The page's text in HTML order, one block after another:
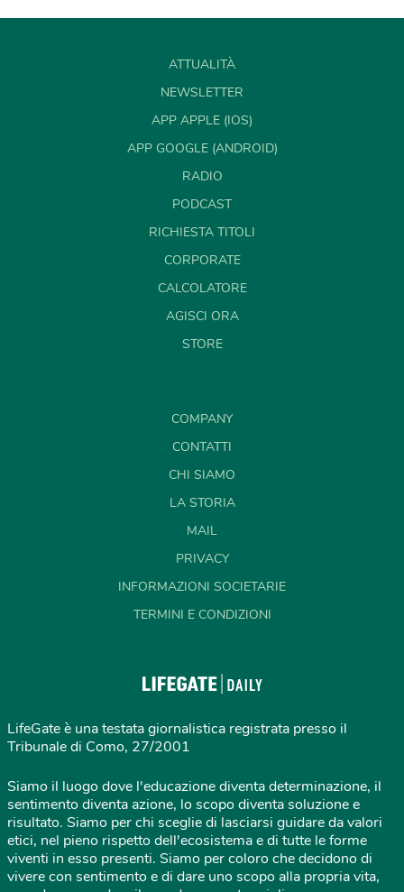
ATTUALITÀ
NEWSLETTER
APP APPLE (IOS)
APP GOOGLE (ANDROID)
RADIO
PODCAST
RICHIESTA TITOLI
CORPORATE
CALCOLATORE
AGISCI ORA
STORE
COMPANY
CONTATTI
CHI SIAMO
LA STORIA
MAIL
PRIVACY
INFORMAZIONI SOCIETARIE
TERMINI E CONDIZIONI
LifeGate è una testata giornalistica registrata presso il
Tribunale di Como, 27/2001
Siamo il luogo dove l'educazione diventa determinazione, il
sentimento diventa azione, lo scopo diventa soluzione e
risultato. Siamo per chi sceglie di lasciarsi guidare da valori
etici, nel pieno rispetto dell'ecosistema e di tutte le forme
viventi in esso presenti. Siamo per coloro che decidono di
vivere con sentimento e di dare uno scopo alla propria vita,